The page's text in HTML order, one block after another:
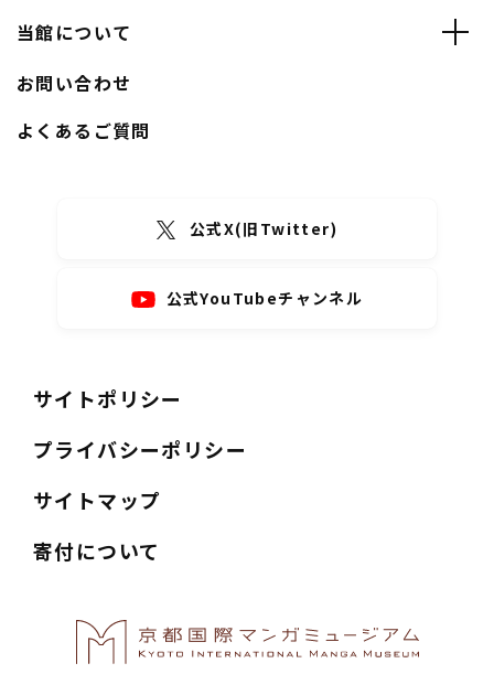
当館について
お問い合わせ
よくあるご質問
公式X(旧Twitter)
公式YouTubeチャンネル
サイトポリシー
プライバシーポリシー
サイトマップ
寄付について